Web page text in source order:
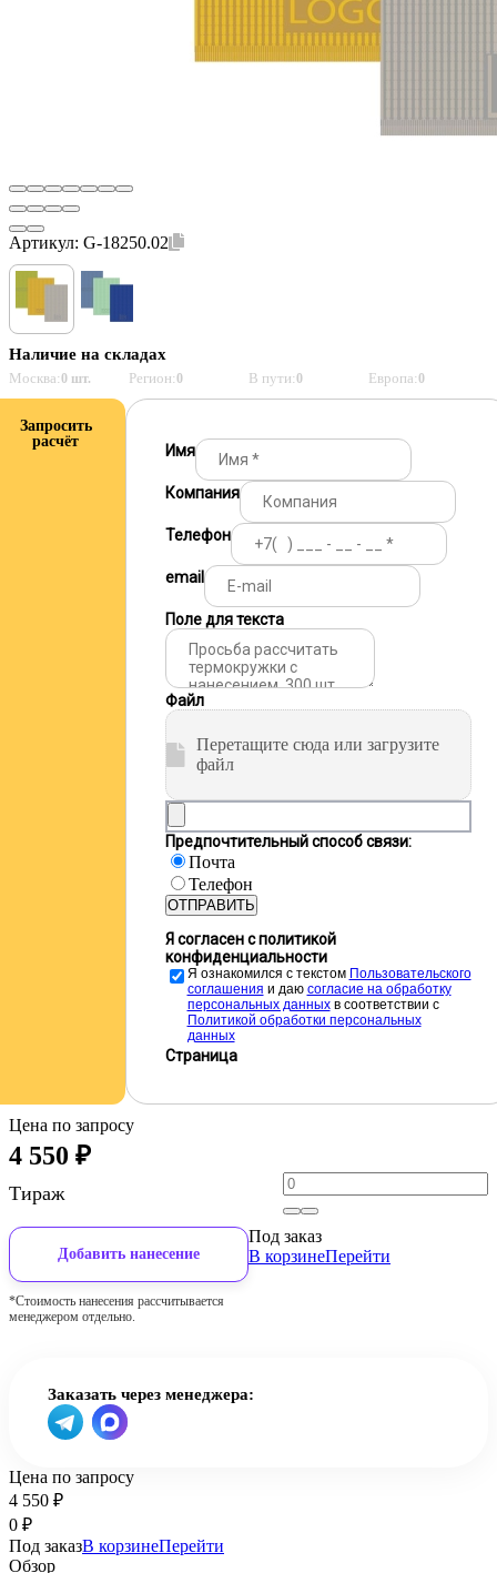
Артикул: G-18250.02
Наличие на складах
Москва:0 шт. Регион:0 В пути:0 Европа:0
Запросить
расчёт
Имя
Компания
Телефон
email
Поле для текста
Файл
Перетащите сюда или загрузите
файл
Предпочтительный способ связи:
Почта
Телефон
ОТПРАВИТЬ
Я согласен с политикой
конфиденциальности
Я ознакомился с текстом Пользовательского
соглашения и даю cогласие на обработку
персональных данныхв соответствии с
Политикой обработки персональных
данных
Страница
Цена по запросу
4 550 ₽
Тираж
Добавить нанесение
*Стоимость нанесения рассчитывается
менеджером отдельно.
Под заказ
В корзинеПерейти
Заказать через менеджера:
Цена по запросу
4 550 ₽
0 ₽
Под заказВ корзинеПерейти
Обзор